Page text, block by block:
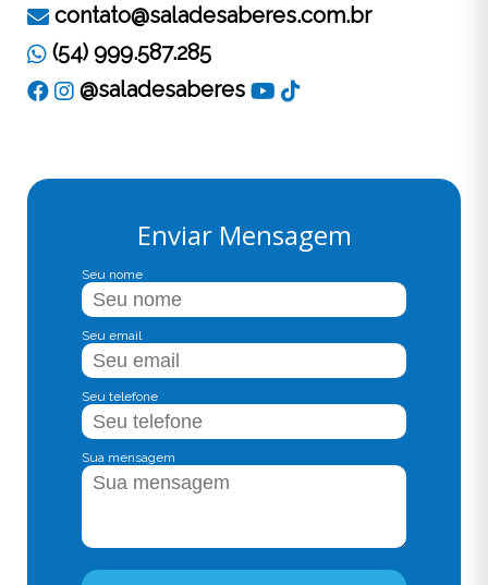
Enviar Mensagem
Seu nome
Seu email
Seu telefone
Sua mensagem
contato@saladesaberes.com.br
(54) 999.587.285
@saladesaberes